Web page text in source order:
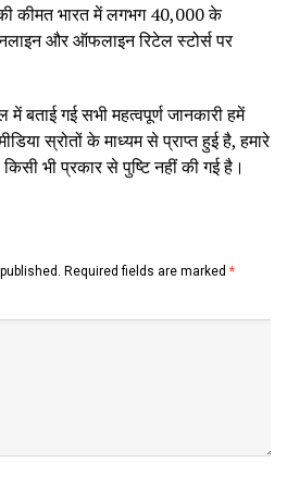
कीमत भारत में लगभग ₹40,000 के
और ऑफलाइन रिटेल स्टोर्स पर
बताई गई सभी महत्वपूर्ण जानकारी हमें
स्रोतों के माध्यम से प्राप्त हुई है, हमारे
भी प्रकार से पुष्टि नहीं की गई है।
Required fields are marked *